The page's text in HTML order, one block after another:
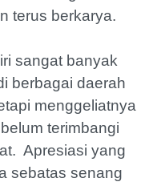
terus berkarya.
sangat banyak
berbagai daerah
menggeliatnya
terimbangi
Apresiasi yang
sebatas senang